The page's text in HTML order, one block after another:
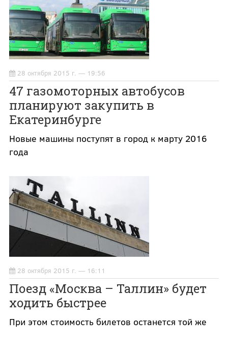
28 октября 2015 г. — 19:56
47 газомоторных автобусов
планируют закупить в
Екатеринбурге
Новые машины поступят в город к марту 2016
года
28 октября 2015 г. — 16:11
Поезд «Москва – Таллин» будет
ходить быстрее
При этом стоимость билетов останется той же